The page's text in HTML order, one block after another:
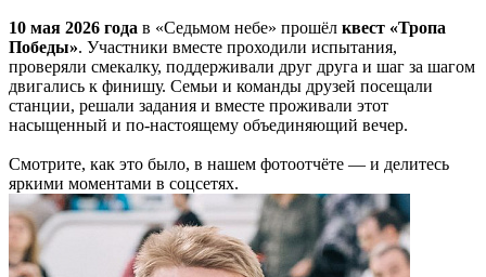
10 мая 2026 года в «Седьмом небе» прошёл квест «Тропа
Победы». Участники вместе проходили испытания,
проверяли смекалку, поддерживали друг друга и шаг за шагом
двигались к финишу. Семьи и команды друзей посещали
станции, решали задания и вместе проживали этот
насыщенный и по-настоящему объединяющий вечер.
Смотрите, как это было, в нашем фотоотчёте — и делитесь
яркими моментами в соцсетях.